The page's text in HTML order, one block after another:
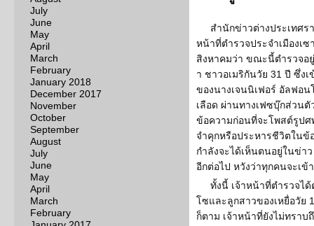
July
June
May
April
March
February
January 2018
December 2017
November
October
September
August
July
June
May
April
March
February
สำนักข่าวต่างประเทศร
หน้าที่ตำรวจประจำเมืองเ
สิงหาคมว่า ขณะนี้ตำรวจอ
า ชาวอเมริกันวัย 31 ปี ซึ่ง
ของนางเจนนิเฟอร์ อัลฟอ
เลือด ผ่านทางเฟซบุ๊กส่วน
ข้อความก่อนที่จะโพสต์รูป
จำคุกหรือประหารชีวิตในข้
กำลังจะได้เห็นตนอยู่ในข่า
อีกต่อไป หวังว่าทุกคนจะเข้
ทั้งนี้ เจ้าหน้าที่ตำรวจไ
โซและลูกสาวของเหยื่อวัย
ก็ตาม เจ้าหน้าที่ยังไม่ทราบ